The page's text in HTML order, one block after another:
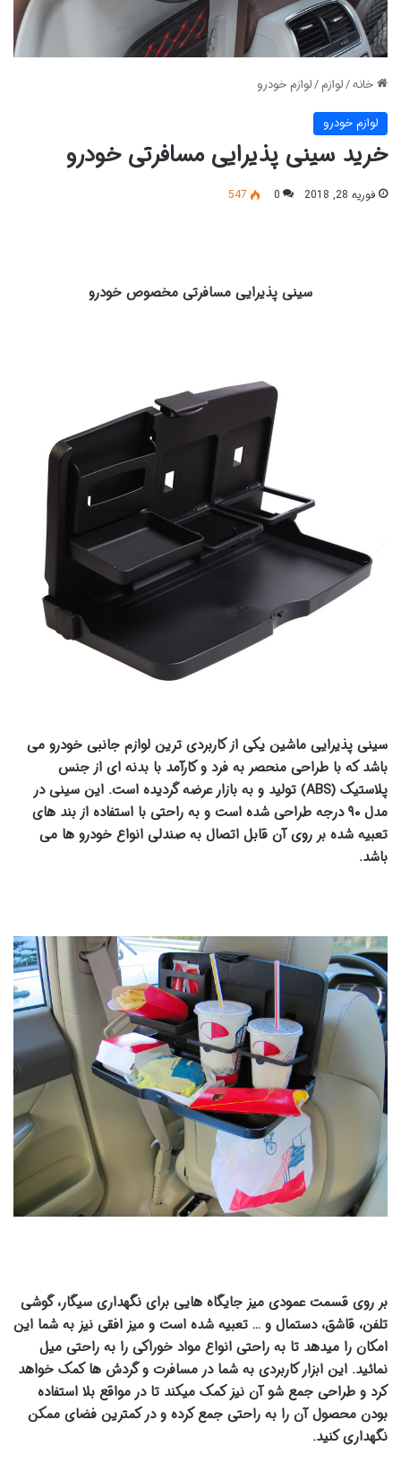
خانه/لوازم/لوازم خودرو
لوازم خودرو
خرید سینی پذیرایی مسافرتی خودرو
فوریه 28, 2018 0
547
سینی پذیرایی مسافرتی مخصوص خودرو
سینی پذیرایی ماشین یکی از کاربردی ترین لوازم جانبی خودرو می
باشد که با طراحی منحصر به فرد و کارآمد با بدنه ای از جنس
پلاستیک (ABS) تولید و به بازار عرضه گردیده است. این سینی در
مدل ۹۰ درجه طراحی شده است و به راحتی با استفاده از بند های
تعبیه شده بر روی آن قابل اتصال به صندلی انواع خودرو ها می
باشد.
بر روی قسمت عمودی میز جایگاه هایی برای نگهداری سیگار، گوشی
تلفن، قاشق، دستمال و … تعبیه شده است و میز افقی نیز به شما این
امکان را میدهد تا به راحتی انواع مواد خوراکی را به راحتی میل
نمائید. این ابزار کاربردی به شما در مسافرت و گردش ها کمک خواهد
کرد و طراحی جمع شو آن نیز کمک میکند تا در مواقع بلا استفاده
بودن محصول آن را به راحتی جمع کرده و در کمترین فضای ممکن
نگهداری کنید.